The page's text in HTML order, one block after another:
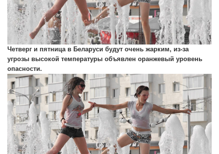
Четверг и пятница в Беларуси будут очень жарким, из-за
угрозы высокой температуры объявлен оранжевый уровень
опасности.